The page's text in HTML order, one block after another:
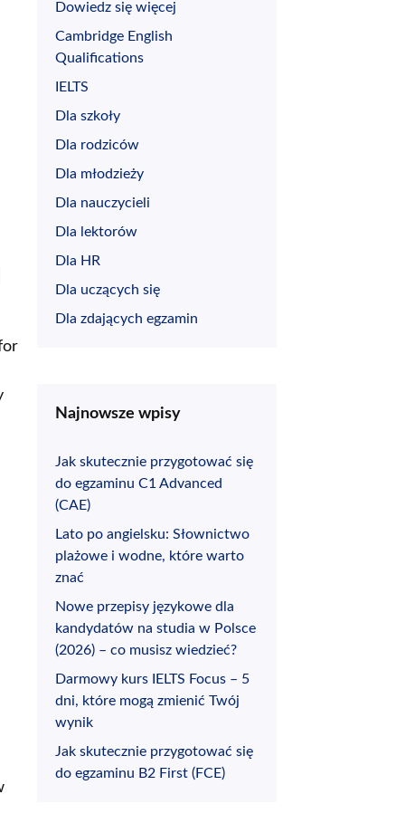
Dowiedz się więcej
Cambridge English
Qualifications
IELTS
Dla szkoły
Dla rodziców
Dla młodzieży
Dla nauczycieli
Dla lektorów
Dla HR
Dla uczących się
Dla zdających egzamin
Najnowsze wpisy
Jak skutecznie przygotować się
do egzaminu C1 Advanced
(CAE)
Lato po angielsku: Słownictwo
plażowe i wodne, które warto
znać
Nowe przepisy językowe dla
kandydatów na studia w Polsce
(2026) – co musisz wiedzieć?
Darmowy kurs IELTS Focus – 5
dni, które mogą zmienić Twój
wynik
Jak skutecznie przygotować się
do egzaminu B2 First (FCE)